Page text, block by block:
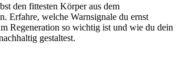
den fittesten Körper aus dem
Erfahre, welche Warnsignale du ernst
Regeneration so wichtig ist und wie du dein
gestaltest.